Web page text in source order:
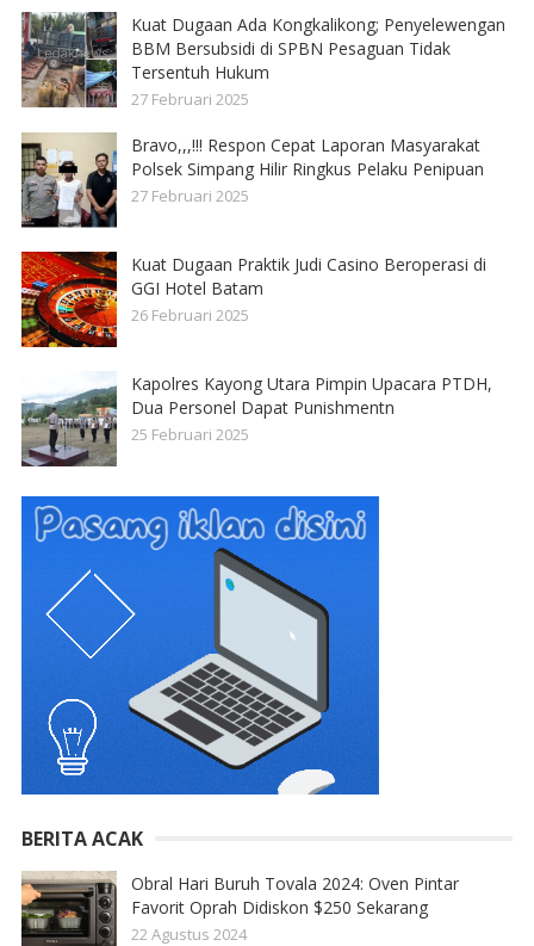
Kuat Dugaan Ada Kongkalikong; Penyelewengan
BBM Bersubsidi di SPBN Pesaguan Tidak
Tersentuh Hukum
27 Februari 2025
Bravo,,,!!! Respon Cepat Laporan Masyarakat
Polsek Simpang Hilir Ringkus Pelaku Penipuan
27 Februari 2025
Kuat Dugaan Praktik Judi Casino Beroperasi di
GGI Hotel Batam
26 Februari 2025
Kapolres Kayong Utara Pimpin Upacara PTDH,
Dua Personel Dapat Punishmentn
25 Februari 2025
BERITA ACAK
Obral Hari Buruh Tovala 2024: Oven Pintar
Favorit Oprah Didiskon $250 Sekarang
22 Agustus 2024